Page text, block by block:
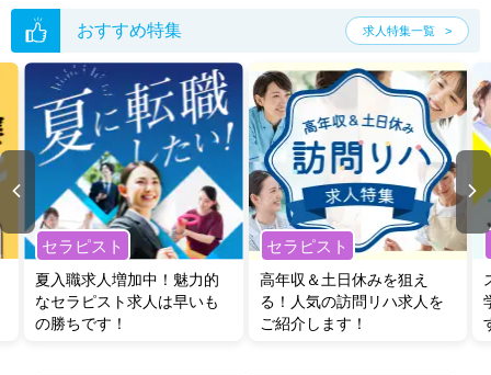
おすすめ特集 求人特集一覧
セラピスト
夏入職求人増加中！魅力的
なセラピスト求人は早いも
の勝ちです！
セラピスト
高年収＆土日休みを狙え
る！人気の訪問リハ求人を
ご紹介します！